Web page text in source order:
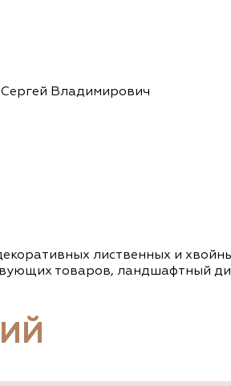
Владимирович
лиственных и
товаров, ландшафтный